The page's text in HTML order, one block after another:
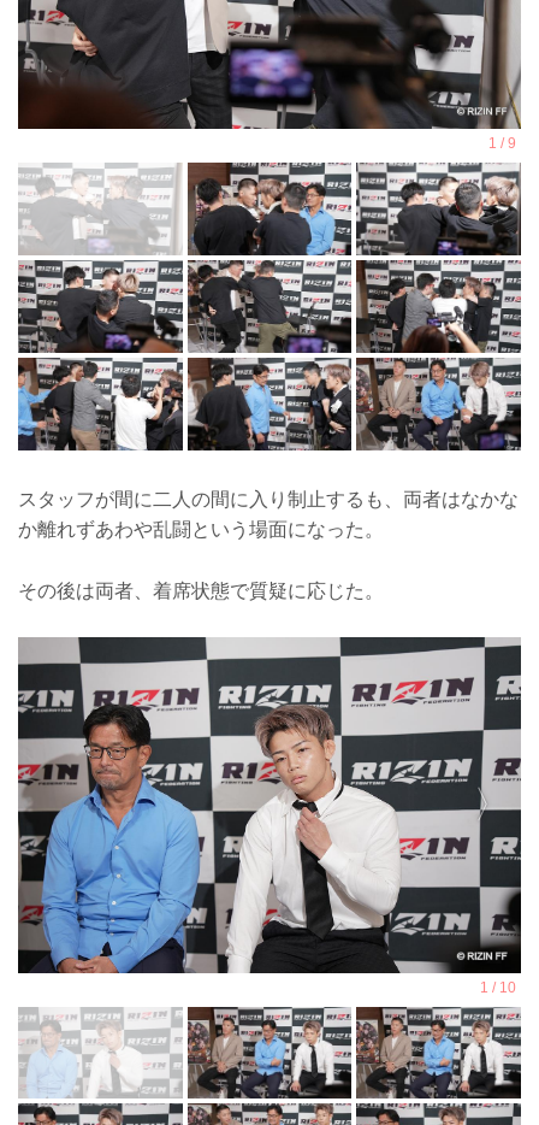
スタッフが間に二人の間に入り制止するも、両者はなかな
か離れずあわや乱闘という場面になった。
その後は両者、着席状態で質疑に応じた。